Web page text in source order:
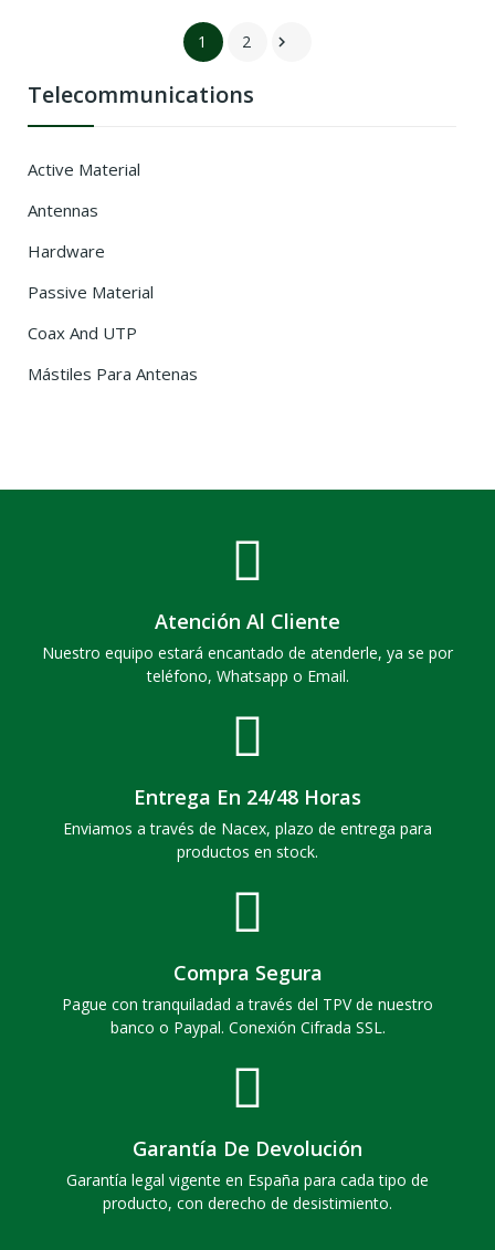
Telecommunications
Active Material
Antennas
Hardware
Passive Material
Coax And UTP
Mástiles Para Antenas
1 2 
Atención Al Cliente
Nuestro equipo estará encantado de atenderle, ya se por
teléfono, Whatsapp o Email.
Entrega En 24/48 Horas
Enviamos a través de Nacex, plazo de entrega para
productos en stock.
Compra Segura
Pague con tranquiladad a través del TPV de nuestro
banco o Paypal. Conexión Cifrada SSL.
Garantía De Devolución
Garantía legal vigente en España para cada tipo de
producto, con derecho de desistimiento.